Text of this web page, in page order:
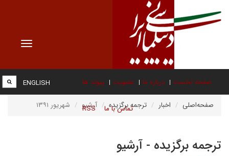
Toggle
صفحه نخست درباره ما عضویت پیوند ها
تماس با ما RSS
ENGLISH
صفحه‌اصلی اخبار ترجمه برگزیده آرشیو شهریور ۱۳۹۱
ترجمه برگزیده - آرشیو